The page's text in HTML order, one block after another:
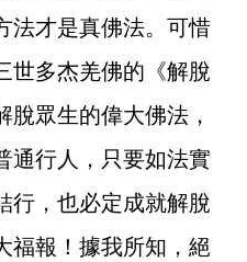
法才是真佛法。可惜
世多杰羌佛的《解脫
脫眾生的偉大佛法，
通行人，只要如法實
行，也必定成就解脫
福報！據我所知，絕